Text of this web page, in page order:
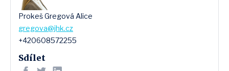
Prokeš Gregová Alice
gregova@jhk.cz
+420608572255
Sdílet